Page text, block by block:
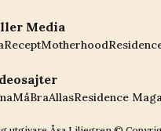
Media
ReceptMotherhood
MåBraAllasResidence